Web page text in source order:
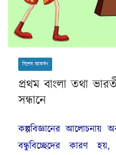
বিশেষ আকর্ষণ
প্রথম বাংলা তথা
সন্ধানে
কল্পবিজ্ঞানের আলোচনায়
বন্ধুবিচ্ছেদের কারণ